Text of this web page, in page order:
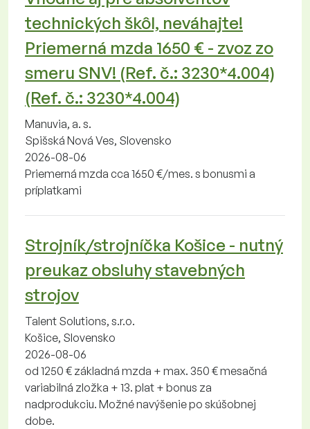
technických škôl, neváhajte!
Priemerná mzda 1650 € - zvoz zo
smeru SNV! (Ref. č.: 3230*4.004)
(Ref. č.: 3230*4.004)
Manuvia, a. s.
Spišská Nová Ves, Slovensko
2026-08-06
Priemerná mzda cca 1650 €/mes. s bonusmi a
príplatkami
Strojník/strojníčka Košice - nutný
preukaz obsluhy stavebných
strojov
Talent Solutions, s.r.o.
Košice, Slovensko
2026-08-06
od 1250 € základná mzda + max. 350 € mesačná
variabilná zložka + 13. plat + bonus za
nadprodukciu. Možné navýšenie po skúšobnej
dobe.